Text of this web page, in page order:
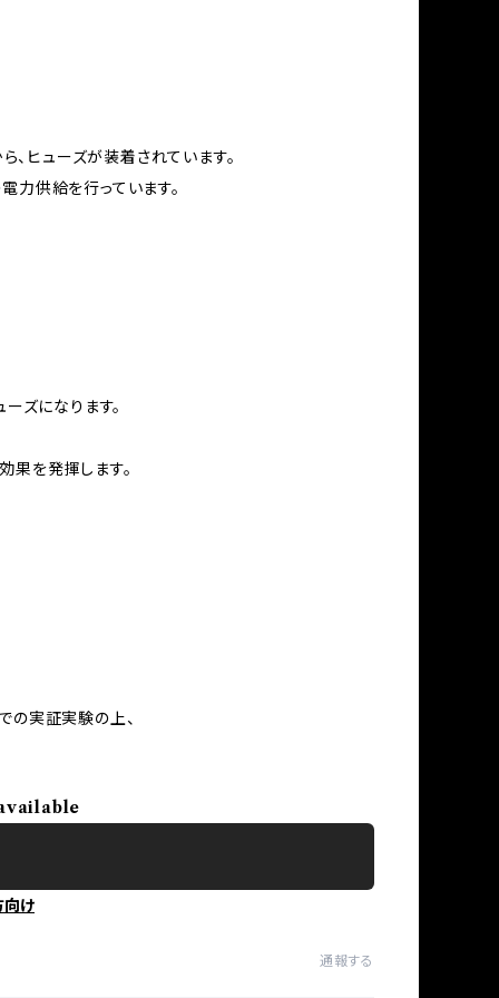
ヒューズが装着されています。
力供給を行っています。
ズになります。
果を発揮します。
の実証実験の上、
向け
通報する